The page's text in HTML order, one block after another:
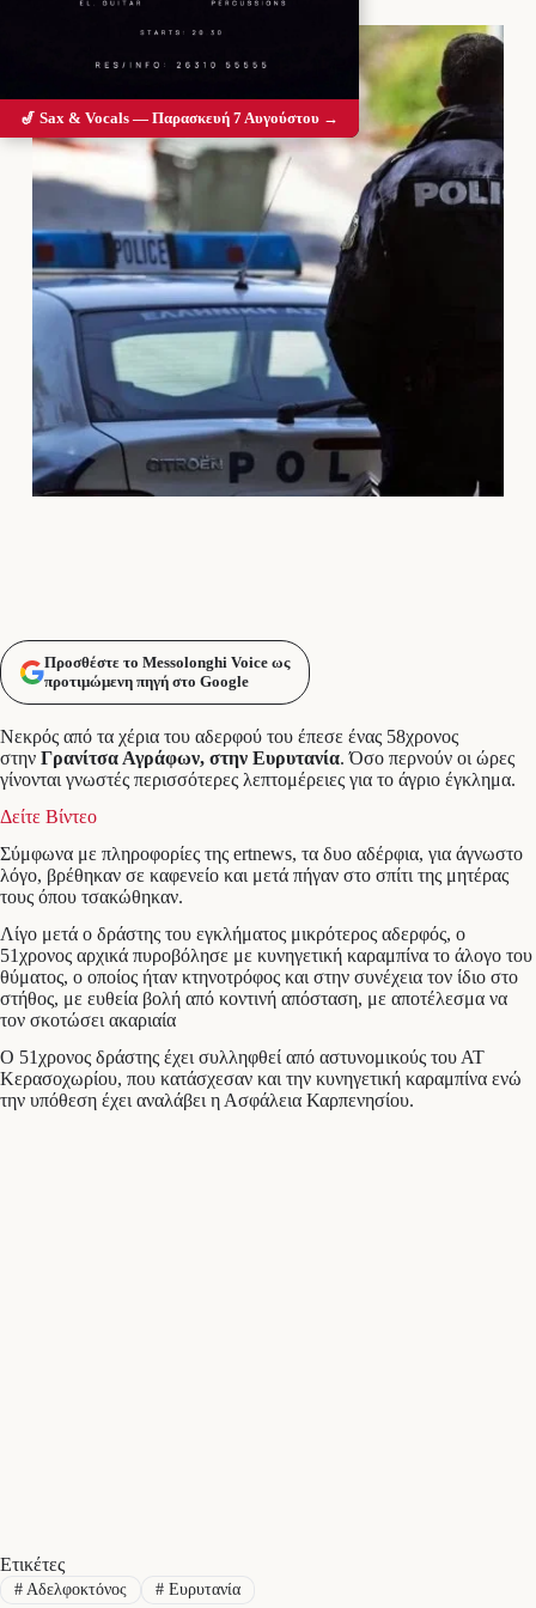
Προσθέστε το Messolonghi Voice ως
προτιμώμενη πηγή στο Google
Νεκρός από τα χέρια του αδερφού του έπεσε ένας 58χρονος
στην Γρανίτσα Αγράφων, στην Ευρυτανία. Όσο περνούν οι ώρες
γίνονται γνωστές περισσότερες λεπτομέρειες για το άγριο έγκλημα.
Δείτε Βίντεο
Σύμφωνα με πληροφορίες της ertnews, τα δυο αδέρφια, για άγνωστο
λόγο, βρέθηκαν σε καφενείο και μετά πήγαν στο σπίτι της μητέρας
τους όπου τσακώθηκαν.
Λίγο μετά ο δράστης του εγκλήματος μικρότερος αδερφός, ο
51χρονος αρχικά πυροβόλησε με κυνηγετική καραμπίνα το άλογο του
θύματος, ο οποίος ήταν κτηνοτρόφος και στην συνέχεια τον ίδιο στο
στήθος, με ευθεία βολή από κοντινή απόσταση, με αποτέλεσμα να
τον σκοτώσει ακαριαία
O 51χρονος δράστης έχει συλληφθεί από αστυνομικούς του ΑΤ
Κερασοχωρίου, που κατάσχεσαν και την κυνηγετική καραμπίνα ενώ
την υπόθεση έχει αναλάβει η Ασφάλεια Καρπενησίου.
Ετικέτες
#Αδελφοκτόνος #Ευρυτανία
🎷 Sax & Vocals — Παρασκευή 7 Αυγούστου →